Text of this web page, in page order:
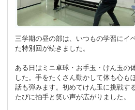
三学期の昼の部は、いつもの学習にイ
た特別回が続きました。
ある日はミニ卓球・お手玉・けん玉の
した。手をたくさん動かして体も心も
話も弾みます。初めてけん玉に挑戦す
たびに拍手と笑い声が広がりました。